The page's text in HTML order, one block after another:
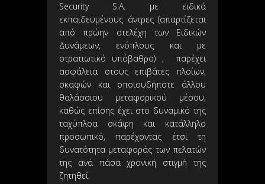
Security S.A. με ειδικά
εκπαιδευμένους άντρες (απαρτίζεται
από πρώην στελέχη των Ειδικών
Δυνάμεων, ενόπλους και με
στρατιωτικό υπόβαθρο) , παρέχει
ασφάλεια στους επιβάτες πλοίων,
σκαφών και οποιουδήποτε άλλου
θαλάσσιου μεταφορικού μέσου,
καθώς επίσης έχει στο δυναμικό της
ταχύπλοα σκάφη και κατάλληλο
προσωπικό, παρέχοντας έτσι τη
δυνατότητα μεταφοράς των πελατών
της ανά πάσα χρονική στιγμή της
ζητηθεί.